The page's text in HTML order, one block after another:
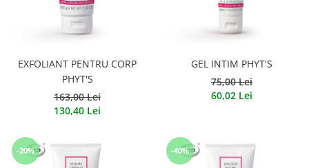
EXFOLIANT PENTRU CORP
PHYT'S
163,00 Lei
130,40 Lei
GEL INTIM PHYT'S
75,00 Lei
60,02 Lei
-20% -40%